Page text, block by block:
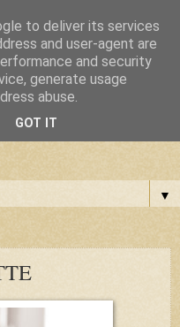
seiner kulturellen
▼
to deliver its services
and user-agent are
and security
generate usage
abuse.
GOT IT